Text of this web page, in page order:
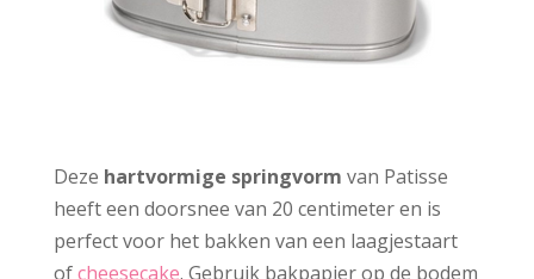
Deze hartvormige springvorm van Patisse
heeft een doorsnee van 20 centimeter en is
perfect voor het bakken van een laagjestaart
ofcheesecake. Gebruik bakpapier op de bodem